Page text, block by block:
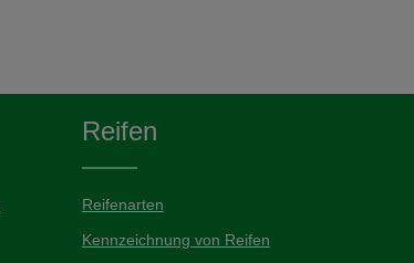
Reifen
Reifenarten
Kennzeichnung von Reifen